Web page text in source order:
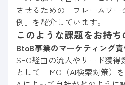
させるための「フレームワ
例」を紹介しています。
このような課題をお持
BtoB事業のマーケティング
SEO経由の流入やリード獲
としてLLMO（AI検索対策）